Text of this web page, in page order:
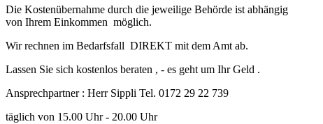
Die Kostenübernahme durch die jeweilige Behörde ist abhängig
von Ihrem Einkommen möglich.
Wir rechnen im Bedarfsfall DIREKT mit dem Amt ab.
Lassen Sie sich kostenlos beraten , - es geht um Ihr Geld .
Ansprechpartner : Herr Sippli Tel. 0172 29 22 739
täglich von 15.00 Uhr - 20.00 Uhr